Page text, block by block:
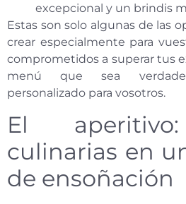
excepcional y un brindis
Estas son solo algunas de las
crear especialmente para
comprometidos a superar tus
menú que sea
personalizado para vosotros.
El
culinarias en
de ensoñación